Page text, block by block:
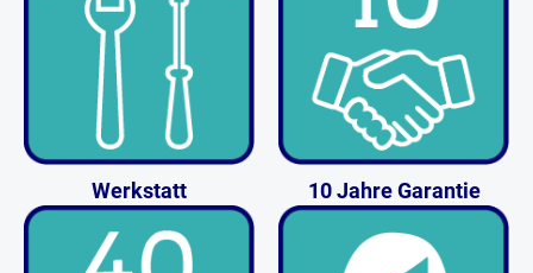
Werkstatt 10 Jahre Garantie